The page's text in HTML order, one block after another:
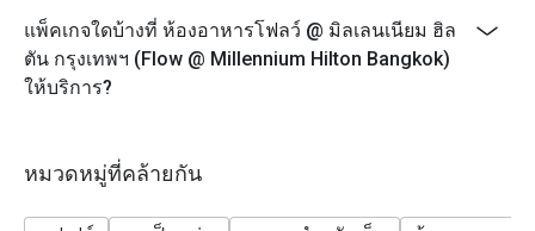
* Discount applies to Buffet and a la carte menu not
applicable with drinks menu and any other restaurant’s
ongoing promotion.
below for more details.
* Menu and pricing subject to change without notice.
แพ็คเกจใดบ้างที่ ห้องอาหารโฟลว์ @ มิลเลนเนียม ฮิล
ตัน กรุงเทพฯ (Flow @ Millennium Hilton Bangkok)
ให้บริการ?
หมวดหมู่ที่คล้ายกัน